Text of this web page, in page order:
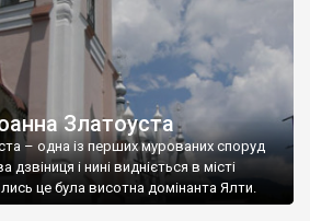
Златоуста
– одна із перших мурованих споруд
і нині видніється в місті
це була висотна домінанта Ялти.